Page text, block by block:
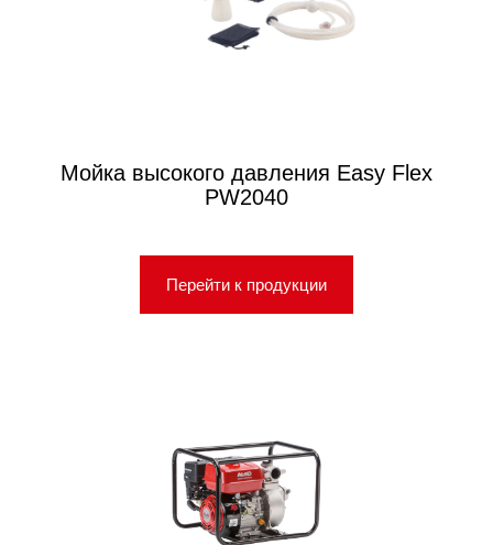
Мойка высокого давления Easy Flex
PW2040
Перейти к продукции